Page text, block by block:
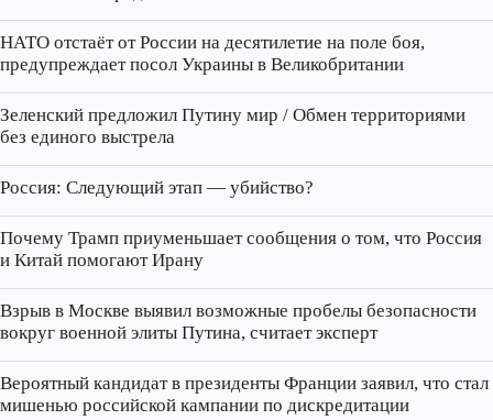
НАТО отстаёт от России на десятилетие на поле боя,
предупреждает посол Украины в Великобритании
Зеленский предложил Путину мир / Обмен территориями
без единого выстрела
Россия: Следующий этап — убийство?
Почему Трамп приуменьшает сообщения о том, что Россия
и Китай помогают Ирану
Взрыв в Москве выявил возможные пробелы безопасности
вокруг военной элиты Путина, считает эксперт
Вероятный кандидат в президенты Франции заявил, что стал
мишенью российской кампании по дискредитации